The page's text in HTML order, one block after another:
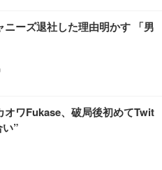
性メッシュ ゲーミング/勉強/事
コンチェア (ブラック)
ェア デスクチェア 疲れない テレ
バックレスト 30度ロッキング機
気性メッシュ ゲーミング/勉強/事
コンチェア (ホワイト)
スチェア デスクチェア 肘なし メ
バーサポート付き 腰サポート ガ
度回転 キャスター付き コンパク
E2724HS 27インチ 液晶モニタ
）VA 非光沢 HDMI/DisplayP
280Hz/FHD】GRAPHT THE S
Monitor 24” Essential ゲーミン
インチ 1ms FHD 量子ドット 残
トベーシック) 【Amazon.co.jp
アイリスオーヤマ ペットシーツ
ペットシーツ 超厚型 お徳用 レギ
限定】
ニーズ退社した理由明かす 「男
オワFukase、破局後初めてTwit
”